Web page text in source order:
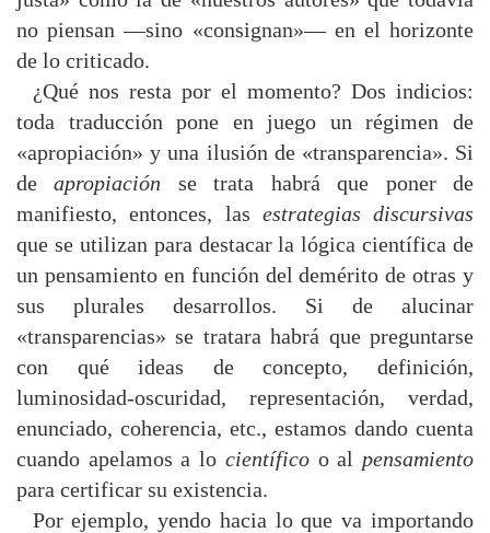
no piensan —sino «consignan»— en el horizonte
de lo criticado.
¿Qué nos resta por el momento? Dos indicios:
toda traducción pone en juego un régimen de
«apropiación» y una ilusión de «transparencia». Si
deapropiación se trata habrá que poner de
manifiesto, entonces, las estrategias discursivas
que se utilizan para destacar la lógica científica de
un pensamiento en función del demérito de otras y
sus plurales desarrollos. Si de alucinar
«transparencias» se tratara habrá que preguntarse
con qué ideas de concepto, definición,
luminosidad-oscuridad, representación, verdad,
enunciado, coherencia, etc., estamos dando cuenta
cuando apelamos a lo científicoo al pensamiento
para certificar su existencia.
Por ejemplo, yendo hacia lo que va importando